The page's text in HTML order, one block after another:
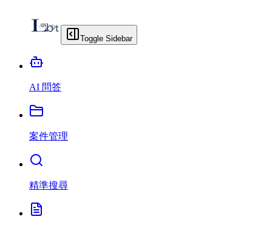
Toggle Sidebar
AI 問答
案件管理
精準搜尋